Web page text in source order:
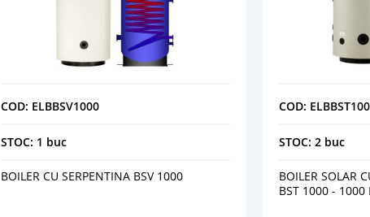
COD: ELBBSV1000
STOC: 1 buc
BOILER CU SERPENTINA BSV 1000
COD:
STOC: 2 buc
BOILER SOLAR
BST 1000 - 1000 L